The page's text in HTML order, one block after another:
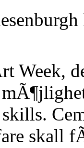
Week,
skall